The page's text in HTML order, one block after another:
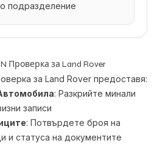
подразделение
Проверка за Land Rover
за Land Rover предоставя:
: Разкрийте минали
записи
: Потвърдете броя на
и статуса на документите